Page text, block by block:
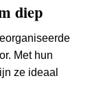
diep
Met hun
ze ideaal